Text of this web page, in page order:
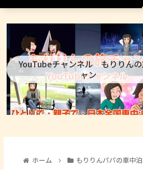
YouTubeチャンネル もりりん
ャン
ホーム もりりんパパの車中